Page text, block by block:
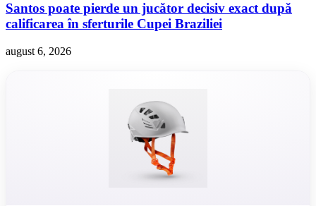
Santos poate pierde un jucător decisiv exact după
calificarea în sferturile Cupei Braziliei
august 6, 2026